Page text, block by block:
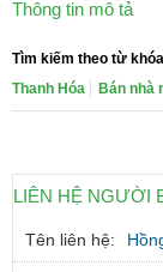
Thông tin mô tả
Tìm kiếm theo từ
Thanh Hóa
Bán nhà
LIÊN HỆ NGƯỜI
Tên liên hệ: